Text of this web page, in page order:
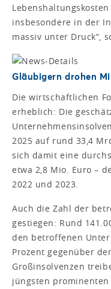
insbesondere in der
massiv unter Druck“,
Gläubigern drohen
Die wirtschaftlichen
erheblich: Die
2025 auf rund 33,4
sich damit eine
etwa 2,8 Mio. Euro –
2022 und 2023.
Auch die Zahl der
gestiegen: Rund
den betroffenen
Prozent gegenüber
Großinsolvenzen
jüngsten